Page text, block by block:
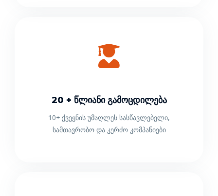
20 + Წლიანი Გამოცდილება
10+ ქვეყნის უმაღლეს სასწავლებელი,
სამთავრობო და კერძო კომპანიები